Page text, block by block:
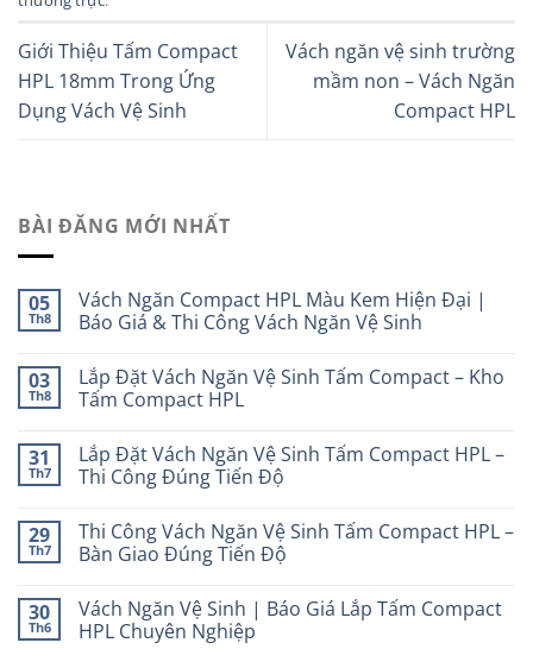
Giới Thiệu Tấm Compact
HPL 18mm Trong Ứng
Dụng Vách Vệ Sinh
Vách ngăn vệ sinh trường
mầm non – Vách Ngăn
Compact HPL
BÀI ĐĂNG MỚI NHẤT
05
Th8
Vách Ngăn Compact HPL Màu Kem Hiện Đại |
Báo Giá & Thi Công Vách Ngăn Vệ Sinh
03
Th8
Lắp Đặt Vách Ngăn Vệ Sinh Tấm Compact – Kho
Tấm Compact HPL
31
Th7
Lắp Đặt Vách Ngăn Vệ Sinh Tấm Compact HPL –
Thi Công Đúng Tiến Độ
29
Th7
Thi Công Vách Ngăn Vệ Sinh Tấm Compact HPL –
Bàn Giao Đúng Tiến Độ
30
Th6
Vách Ngăn Vệ Sinh | Báo Giá Lắp Tấm Compact
HPL Chuyên Nghiệp